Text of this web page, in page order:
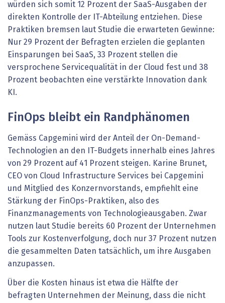
würden sich somit 12 Prozent der SaaS-Ausgaben der
direkten Kontrolle der IT-Abteilung entziehen. Diese
Praktiken bremsen laut Studie die erwarteten Gewinne:
Nur 29 Prozent der Befragten erzielen die geplanten
Einsparungen bei SaaS, 33 Prozent stellen die
versprochene Servicequalität in der Cloud fest und 38
Prozent beobachten eine verstärkte Innovation dank
KI.
FinOps bleibt ein Randphänomen
Gemäss Capgemini wird der Anteil der On-Demand-
Technologien an den IT-Budgets innerhalb eines Jahres
von 29 Prozent auf 41 Prozent steigen. Karine Brunet,
CEO von Cloud Infrastructure Services bei Capgemini
und Mitglied des Konzernvorstands, empfiehlt eine
Stärkung der FinOps-Praktiken, also des
Finanzmanagements von Technologieausgaben. Zwar
nutzen laut Studie bereits 60 Prozent der Unternehmen
Tools zur Kostenverfolgung, doch nur 37 Prozent nutzen
die gesammelten Daten tatsächlich, um ihre Ausgaben
anzupassen.
Über die Kosten hinaus ist etwa die Hälfte der
befragten Unternehmen der Meinung, dass die nicht